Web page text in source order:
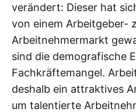
verändert: Dieser hat
von einem Arbeitgeber-
Arbeitnehmermarkt
sind die demografische
Fachkräftemangel.
deshalb ein attraktives
um talentierte